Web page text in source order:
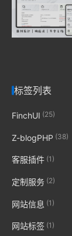
标签列表
FinchUI (25)
Z-blogPHP (38)
客服插件 (1)
定制服务 (2)
网站信息 (1)
网站标签 (1)